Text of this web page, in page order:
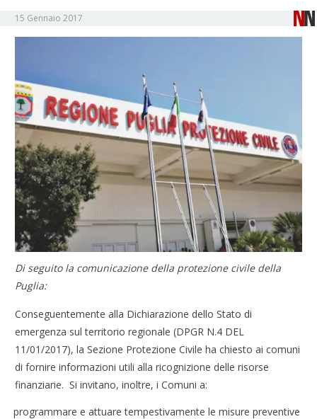
15 Gennaio 2017
Di seguito la comunicazione della protezione civile della
Puglia:
Conseguentemente alla Dichiarazione dello Stato di
emergenza sul territorio regionale (DPGR N.4 DEL
11/01/2017), la Sezione Protezione Civile ha chiesto ai comuni
di fornire informazioni utili alla ricognizione delle risorse
finanziarie. Si invitano, inoltre, i Comuni a:
programmare e attuare tempestivamente le misure preventive